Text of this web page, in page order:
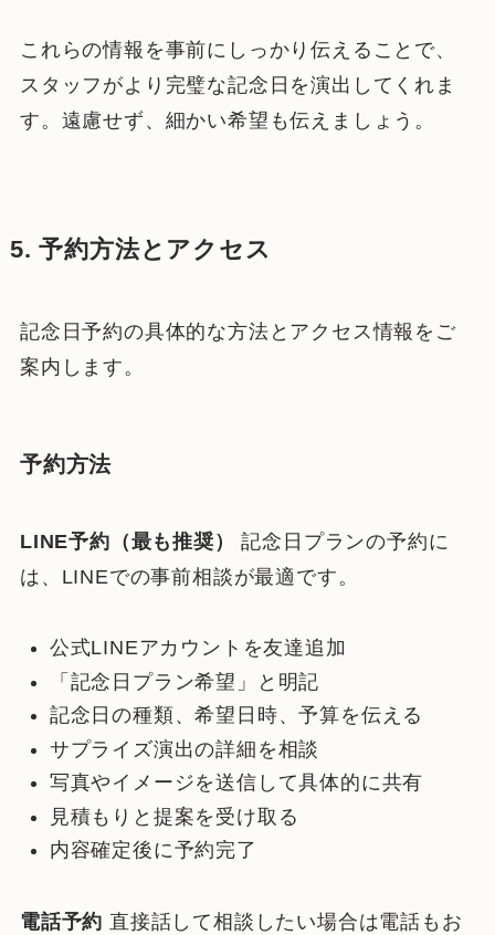
これらの情報を事前にしっかり伝えることで、
スタッフがより完璧な記念日を演出してくれま
す。遠慮せず、細かい希望も伝えましょう。
5. 予約方法とアクセス
記念日予約の具体的な方法とアクセス情報をご
案内します。
予約方法
LINE予約（最も推奨）
記念日プランの予約に
は、LINEでの事前相談が最適です。
公式LINEアカウントを友達追加
「記念日プラン希望」と明記
記念日の種類、希望日時、予算を伝える
サプライズ演出の詳細を相談
写真やイメージを送信して具体的に共有
見積もりと提案を受け取る
内容確定後に予約完了
電話予約 直接話して相談したい場合は電話もお